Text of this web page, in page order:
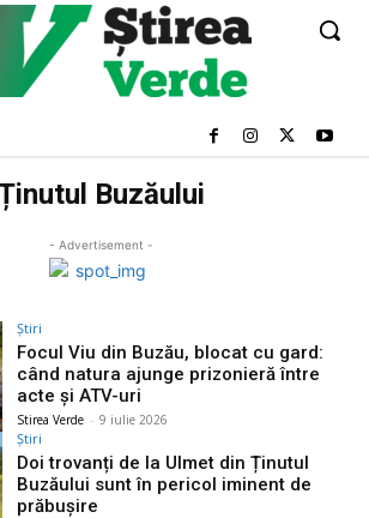
Buzăului
- Advertisement -
Știri
Focul Viu din Buzău, blocat cu gard:
când natura ajunge prizonieră între
acte și ATV-uri
Stirea Verde - 9 iulie 2026
Știri
Doi trovanți de la Ulmet din Ținutul
Buzăului sunt în pericol iminent de
prăbușire